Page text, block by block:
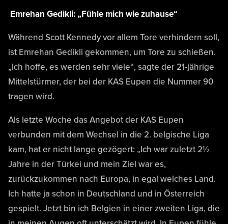
Emrehan Gedikli: „Fühle mich wie zuhause“
Während Scott Kennedy vor allem Tore verhindern soll,
ist Emrehan Gedikli gekommen, um Tore zu schießen.
„Ich hoffe, es werden sehr viele“, sagte der 21-jährige
Mittelstürmer, der bei der KAS Eupen die Nummer 90
tragen wird.
Als letzte Woche das Angebot der KAS Eupen
verbunden mit dem Wechsel in die 2. belgische Liga
kam, hat er nicht lange gezögert: „Ich war zuletzt 2½
Jahre in der Türkei und mein Ziel war es,
zurückzukommen nach Europa, in egal welches Land.
Ich hatte ja schon in Deutschland und in Österreich
gespielt. Jetzt bin ich Belgien in einer zweiten Liga, die